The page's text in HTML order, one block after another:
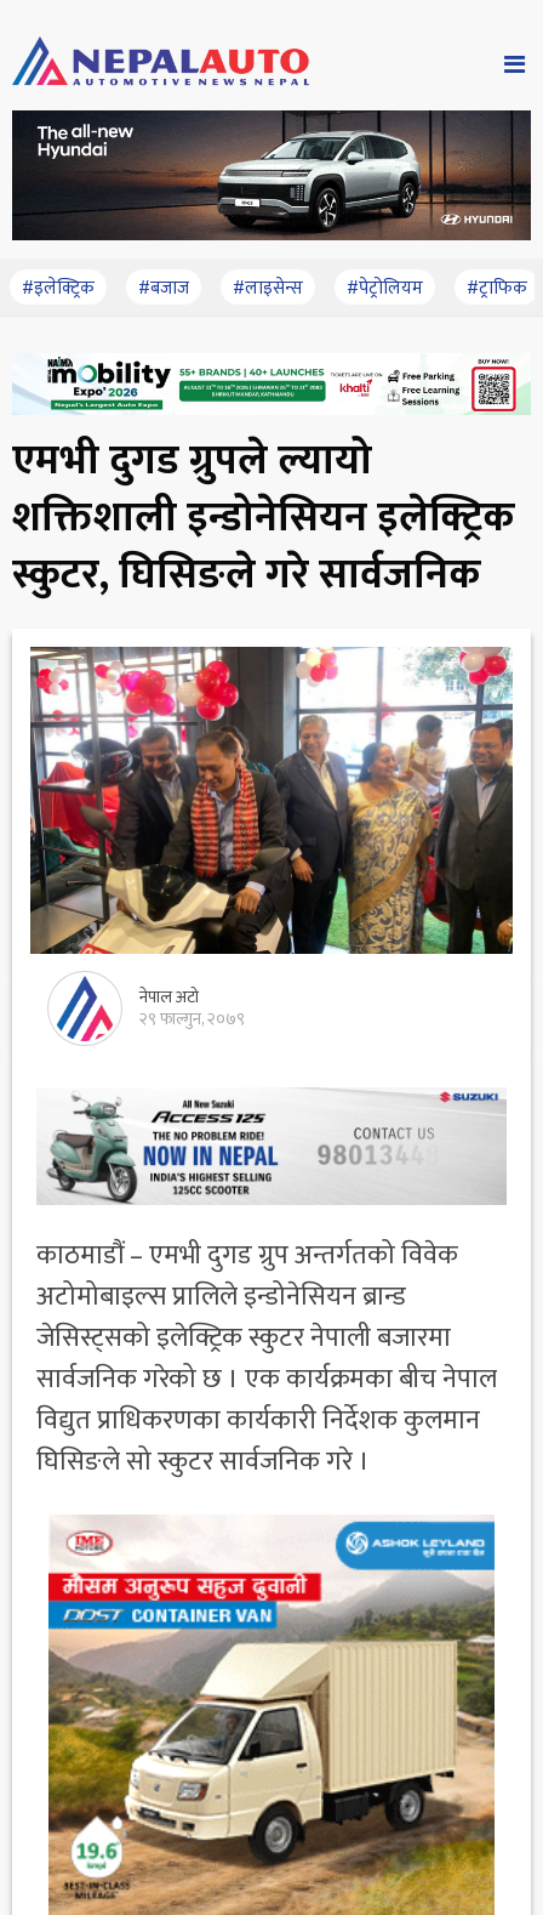
#इलेक्ट्रिक #बजाज #लाइसेन्स #पेट्रोलियम #ट्राफिक
एमभी दुगड ग्रुपले ल्यायो
शक्तिशाली इन्डोनेसियन इलेक्ट्रिक
स्कुटर, घिसिङले गरे सार्वजनिक
नेपाल अटो
२९ फाल्गुन, २०७९
काठमाडौं – एमभी दुगड ग्रुप अन्तर्गतको विवेक
अटोमोबाइल्स प्रालिले इन्डोनेसियन ब्रान्ड
जेसिस्ट्सको इलेक्ट्रिक स्कुटर नेपाली बजारमा
सार्वजनिक गरेको छ । एक कार्यक्रमका बीच नेपाल
विद्युत प्राधिकरणका कार्यकारी निर्देशक कुलमान
घिसिङले सो स्कुटर सार्वजनिक गरे ।